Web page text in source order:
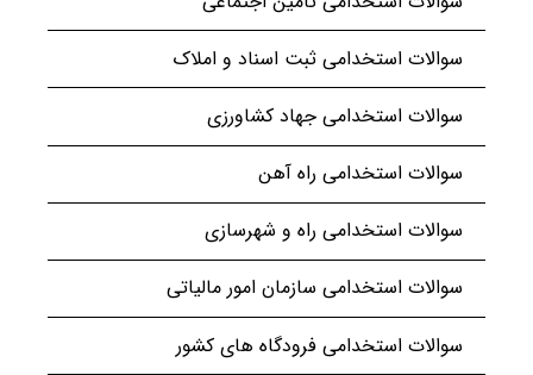
سوالات استخدامی ثبت اسناد و املاک
سوالات استخدامی جهاد کشاورزی
سوالات استخدامی راه آهن
سوالات استخدامی راه و شهرسازی
سوالات استخدامی سازمان امور مالیاتی
سوالات استخدامی فرودگاه های کشور